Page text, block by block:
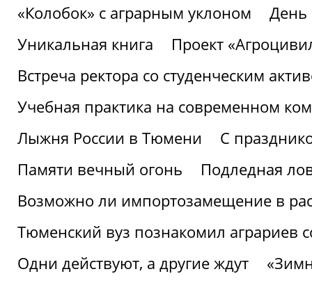
«Колобок» с аграрным уклоном
День
Уникальная книга
Проект
Встреча ректора со студенческим
Учебная практика на современном
Лыжня России в Тюмени
С
Памяти вечный огонь
Подледная
Возможно ли импортозамещение в
Тюменский вуз познакомил аграриев
Одни действуют, а другие ждут